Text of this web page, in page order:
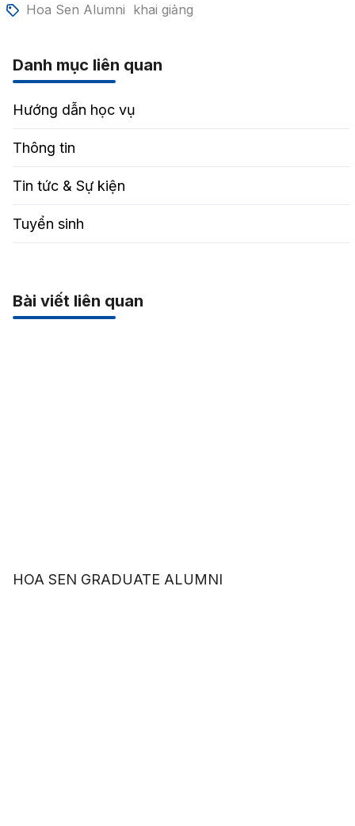
Hoa Sen Alumni khai giảng
Danh mục liên quan
Hướng dẫn học vụ
Thông tin
Tin tức & Sự kiện
Tuyển sinh
Bài viết liên quan
HOA SEN GRADUATE ALUMNI